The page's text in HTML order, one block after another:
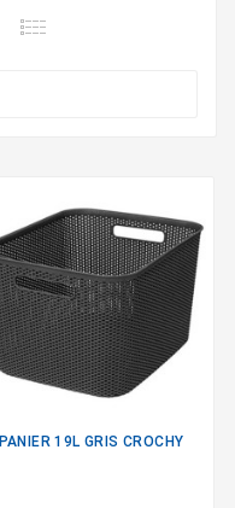
PANIER 19L GRIS CROCHY